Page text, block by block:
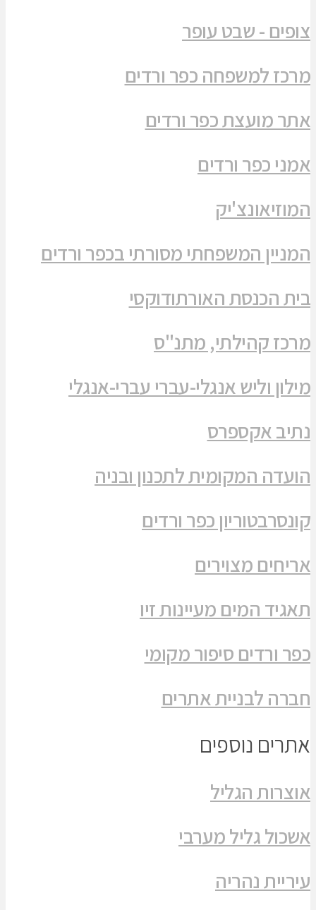
צופים - שבט עופר
מרכז למשפחה כפר ורדים
אתר מועצת כפר ורדים
אמני כפר ורדים
המוזיאונצ'יק
המניין המשפחתי מסורתי בכפר ורדים
בית הכנסת האורתודוקסי
מרכז קהילתי, מתנ"ס
מילון וליש אנגלי-עברי עברי-אנגלי
נתיב אקספרס
הועדה המקומית לתכנון ובניה
קונסרבטוריון כפר ורדים
אריחים מצוירים
תאגיד המים מעיינות זיו
כפר ורדים סיפור מקומי
חברה לבניית אתרים
אתרים נוספים
אוצרות הגליל
אשכול גליל מערבי
עיריית נהריה